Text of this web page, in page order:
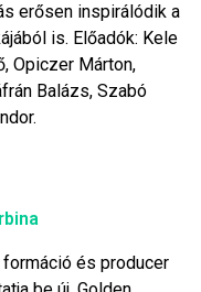
erősen inspirálódik a
is. Előadók: Kele
Opiczer Márton,
Balázs, Szabó
és producer